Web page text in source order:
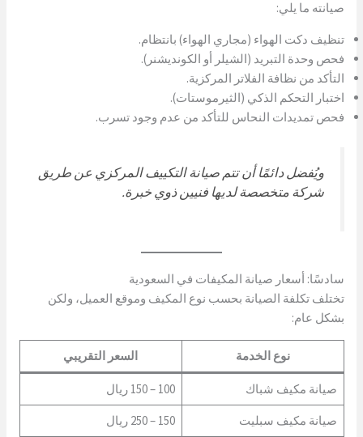
صيانته ما يلي:
تنظيف دكت الهواء (مجاري الهواء) بانتظام.
فحص وحدة التبريد (الشيلر أو الكونديشنر).
التأكد من نظافة الفلاتر المركزية.
اختبار التحكم الذكي (الثيرموستات).
فحص تمديدات النحاس للتأكد من عدم وجود تسرب.
ويُفضل دائمًا أن تتم صيانة التكييف المركزي عن طريق
شركة متخصصة لديها فنيين ذوي خبرة.
سادسًا: أسعار صيانة المكيفات في السعودية
تختلف تكلفة الصيانة بحسب نوع المكيف وموقع العميل، ولكن
بشكل عام:
نوع الخدمة السعر التقريبي
صيانة مكيف شباك 100 – 150 ريال
صيانة مكيف سبليت 150 – 250 ريال